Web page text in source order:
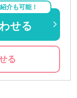
介も可能！
せる
る